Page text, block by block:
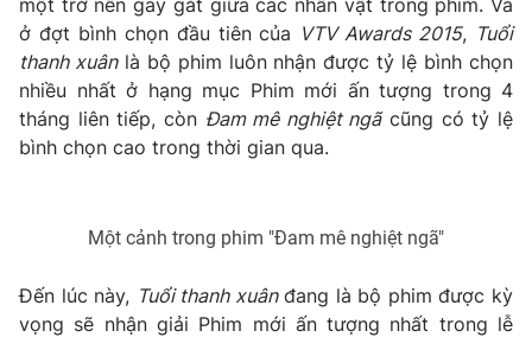
Tư vấn
Chuyên mục khác
Emagazine Podcast
Shorts video
VTV Money VTV Thể thao
một trở nên gay gắt giữa các nhân vật trong phim. Và
ở đợt bình chọn đầu tiên của VTV Awards 2015, Tuổi
thanh xuânlà bộ phim luôn nhận được tỷ lệ bình chọn
nhiều nhất ở hạng mục Phim mới ấn tượng trong 4
tháng liên tiếp, còn Đam mê nghiệt ngãcũng có tỷ lệ
bình chọn cao trong thời gian qua.
Một cảnh trong phim "Đam mê nghiệt ngã"
Đến lúc này, Tuổi thanh xuânđang là bộ phim được kỳ
vọng sẽ nhận giải Phim mới ấn tượng nhất trong lễ